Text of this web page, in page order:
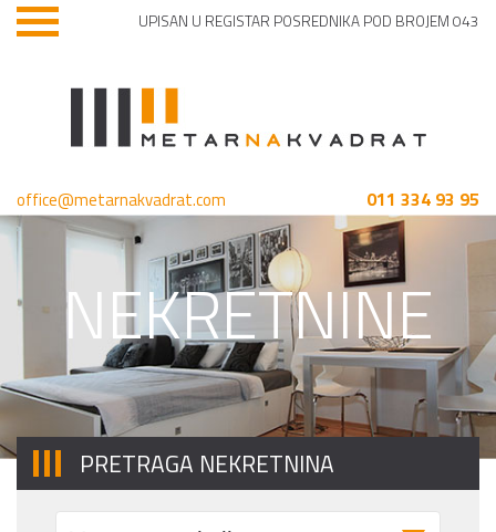
UPISAN U REGISTAR POSREDNIKA POD BROJEM 043
011 334 93 95
office@metarnakvadrat.com
NEKRETNINE
PRETRAGA NEKRETNINA